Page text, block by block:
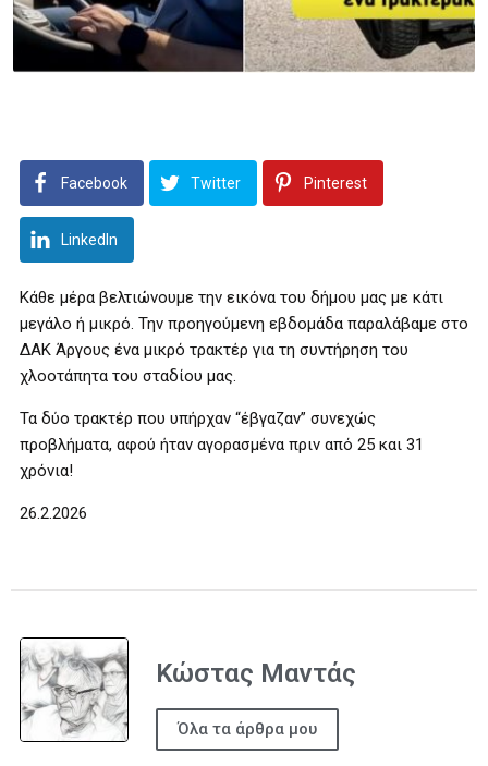
Facebook Twitter Pinterest
LinkedIn
Κάθε μέρα βελτιώνουμε την εικόνα του δήμου μας με κάτι
μεγάλο ή μικρό. Την προηγούμενη εβδομάδα παραλάβαμε στο
ΔΑΚ Άργους ένα μικρό τρακτέρ για τη συντήρηση του
χλοοτάπητα του σταδίου μας.
Τα δύο τρακτέρ που υπήρχαν “έβγαζαν” συνεχώς
προβλήματα, αφού ήταν αγορασμένα πριν από 25 και 31
χρόνια!
26.2.2026
Κώστας Μαντάς
Όλα τα άρθρα μου